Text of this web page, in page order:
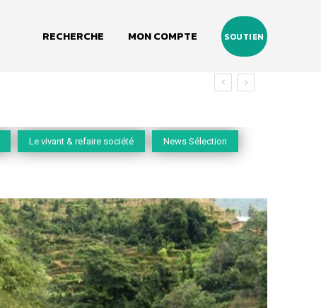
RECHERCHE MON COMPTE SOUTIEN
Le vivant & refaire société News Sélection